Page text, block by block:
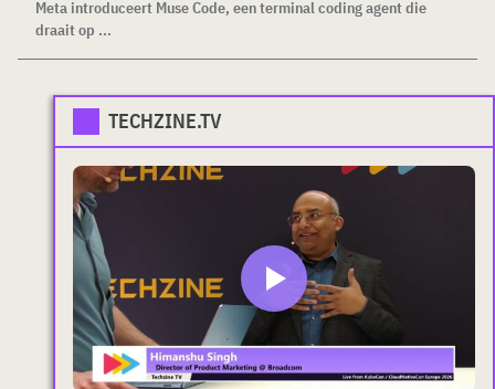
Meta introduceert Muse Code, een terminal coding agent die
draait op ...
TECHZINE.TV